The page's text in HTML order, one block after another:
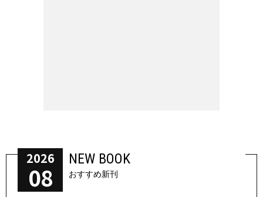
2026
08
NEW BOOK
おすすめ新刊